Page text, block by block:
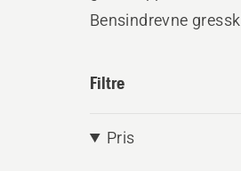
Bensindrevne
Filtre
Pris